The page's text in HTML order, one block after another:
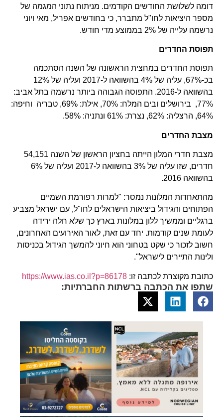
דומה לשלושת החודשים הקודמים. מניתוח נתוני המגמה של
מספר היציאות לחו"ל מתברר, כי בחודשים אפריל, מאי ויוני
נרשמה עלייה של 2% בממוצע מדי חודש.
תפוסת החדרים
תפוסת החדרים במחצית הראשונה של השנה הסתכמה
בכ-67%, עליה של 4% בהשוואה ל-2017 ועליה של 12%
בהשוואה ל-2016. התפוסה הגבוהה ביותר נרשמה בתל אביב:
77%, בירושלים ובים המלח: 70%, אילת: 69%, טבריה וחיפה:
64%, הרצליה: 62%, נצרת: 61% ונתניה: 58%.
מצבת החדרים
מצבת חדרי המלון הייתה בחציון הראשון של השנה 54,151
חדרים, שזו עליה של 3% בהשוואה ל-2017 ועליה של 6%
בהשוואה 2016.
מהתאחדות המלונות נמסר: "למרות רפורמת השמיים
הפתוחים והגידול ביציאות הישראלים לחו"ל, עם ישראל מצביע
ברגליים וממשיך ללון במלונות בארץ כך שלא חלה ירידה
לעומת שנים קודמות. יחד עם זאת, לאור האירועים האחרונים,
חשוב לזכור כי שקט בטחוני הוא חיוני להמשך הגידול בכניסות
ולינות התיירים לישראל".
כתובת מקוצרת לכתבה זו: https://www.ias.co.il?p=86178
שתפו את הכתבה ברשתות החברתיות: